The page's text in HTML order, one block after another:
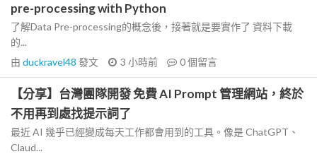
pre-processing with Python
了解Data Pre-processing的概念後，接著就是要實作了 資料下載
的...
由 duckravel48 發文 3 小時前 0個留言
【分享】台灣團隊開發 免費 AI Prompt 管理網站，終於
不用再到處找提示詞了
最近 AI 幾乎已經變成每天工作都會用到的工具。像是 ChatGPT、
Claud...